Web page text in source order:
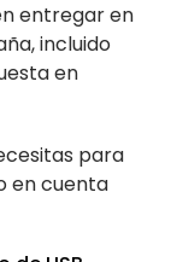
entregar en
incluido
en
para
en cuenta